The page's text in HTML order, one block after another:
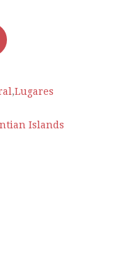
,Lugares
Islands